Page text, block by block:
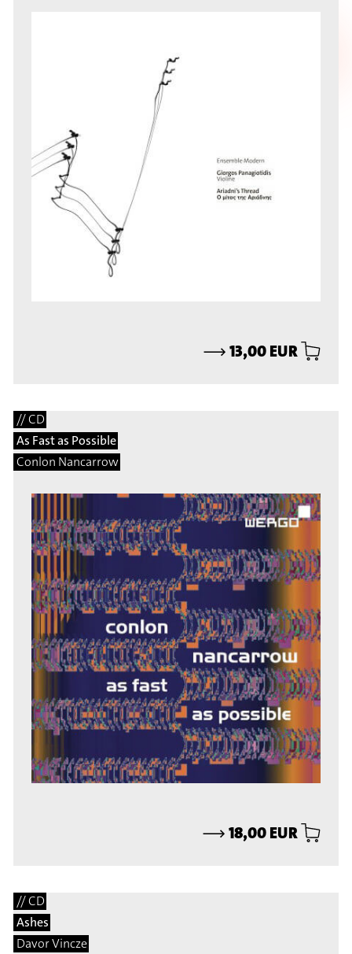
⟶13,00 EUR
// CD
As Fast as Possible
Conlon Nancarrow
⟶18,00 EUR
// CD
Ashes
Davor Vincze